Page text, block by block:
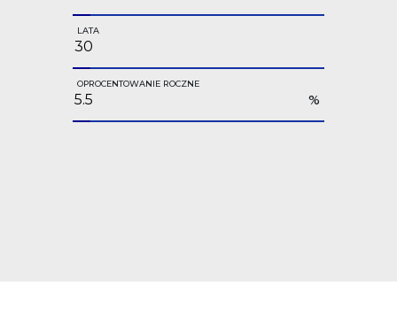
LATA
OPROCENTOWANIE ROCZNE
%